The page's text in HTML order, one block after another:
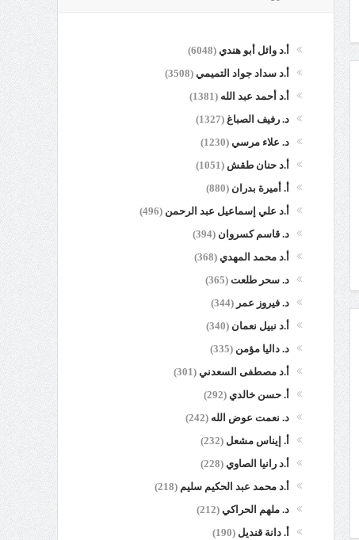
أ.د وائل أبو هندي (6048)
أ.د سداد جواد التميمي (3508)
أ.د أحمد عبد الله (1381)
د. رفيف الصباغ (1327)
د. علاء مرسي (1230)
أ.د حنان طقش (1051)
أ. أميرة بدران (880)
أ.د علي إسماعيل عبد الرحمن (496)
د. قاسم كسروان (394)
أ.د محمد المهدي (368)
د. سحر طلعت (365)
د. فيروز عمر (344)
أ.د نبيل نعمان (340)
د. داليا مؤمن (335)
أ.د مصطفى السعدني (301)
أ. حسن خالدي (292)
د. نعمت عوض الله (242)
أ. إيناس مشعل (232)
أ.د رانيا الصاوي (228)
أ.د محمد عبد الحكيم سليم (218)
د. ملهم الحراكي (212)
أ. دانة قنديل (190)